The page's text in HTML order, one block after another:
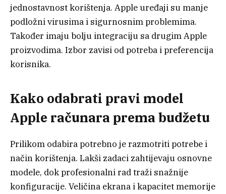
jednostavnost korištenja. Apple uređaji su manje
podložni virusima i sigurnosnim problemima.
Također imaju bolju integraciju sa drugim Apple
proizvodima. Izbor zavisi od potreba i preferencija
korisnika.
Kako odabrati pravi model
Apple računara prema budžetu
Prilikom odabira potrebno je razmotriti potrebe i
način korištenja. Lakši zadaci zahtijevaju osnovne
modele, dok profesionalni rad traži snažnije
konfiguracije. Veličina ekrana i kapacitet memorije